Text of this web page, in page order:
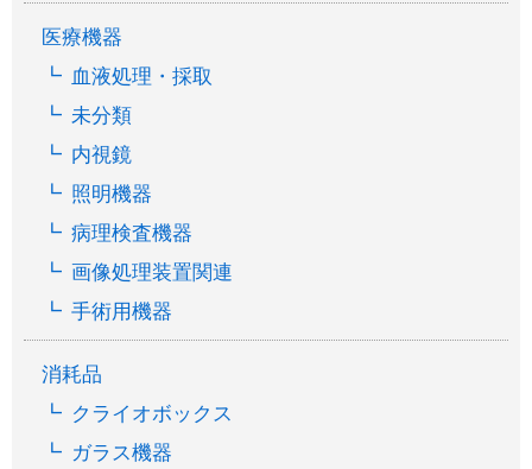
医療機器
血液処理・採取
未分類
内視鏡
照明機器
病理検査機器
画像処理装置関連
手術用機器
消耗品
クライオボックス
ガラス機器